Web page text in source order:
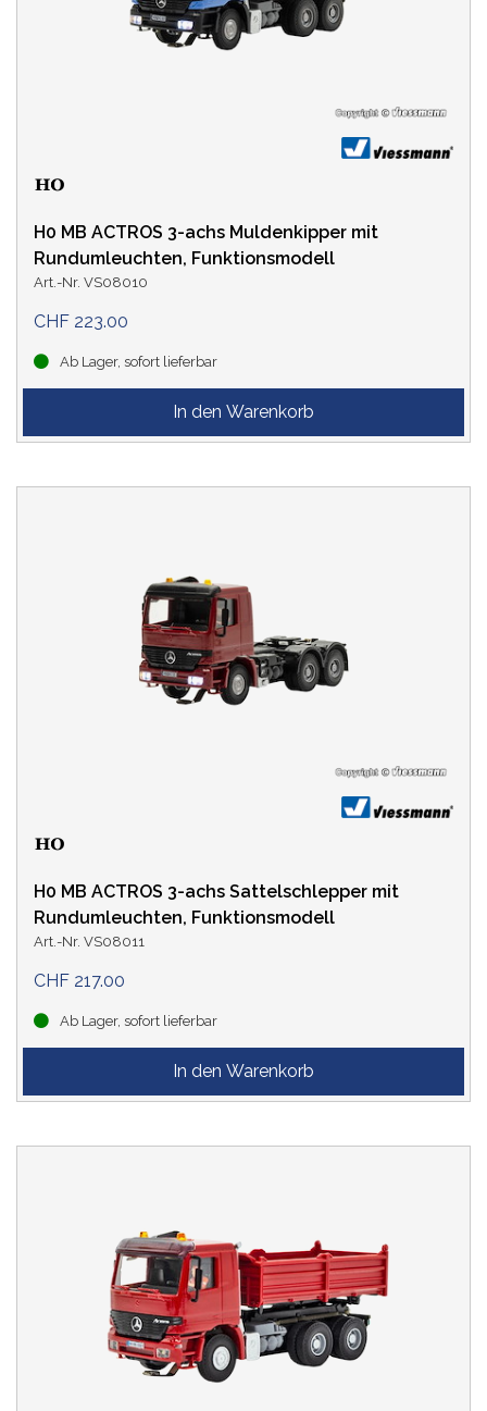
H0 MB ACTROS 3-achs Muldenkipper mit
Rundumleuchten, Funktionsmodell
Art.-Nr. VS08010
CHF 223.00
Ab Lager, sofort lieferbar
H0 MB ACTROS 3-achs Sattelschlepper mit
Rundumleuchten, Funktionsmodell
Art.-Nr. VS08011
CHF 217.00
Ab Lager, sofort lieferbar